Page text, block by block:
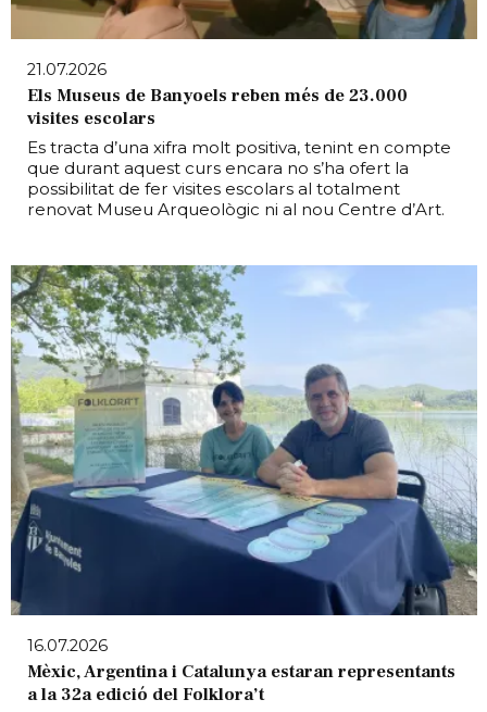
21.07.2026
Els Museus de Banyoels reben més de 23.000
visites escolars
Es tracta d’una xifra molt positiva, tenint en compte
que durant aquest curs encara no s’ha ofert la
possibilitat de fer visites escolars al totalment
renovat Museu Arqueològic ni al nou Centre d’Art.
16.07.2026
Mèxic, Argentina i Catalunya estaran representants
a la 32a edició del Folklora’t